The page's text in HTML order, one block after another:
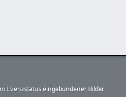
Lizenzstatus eingebundener Bilder